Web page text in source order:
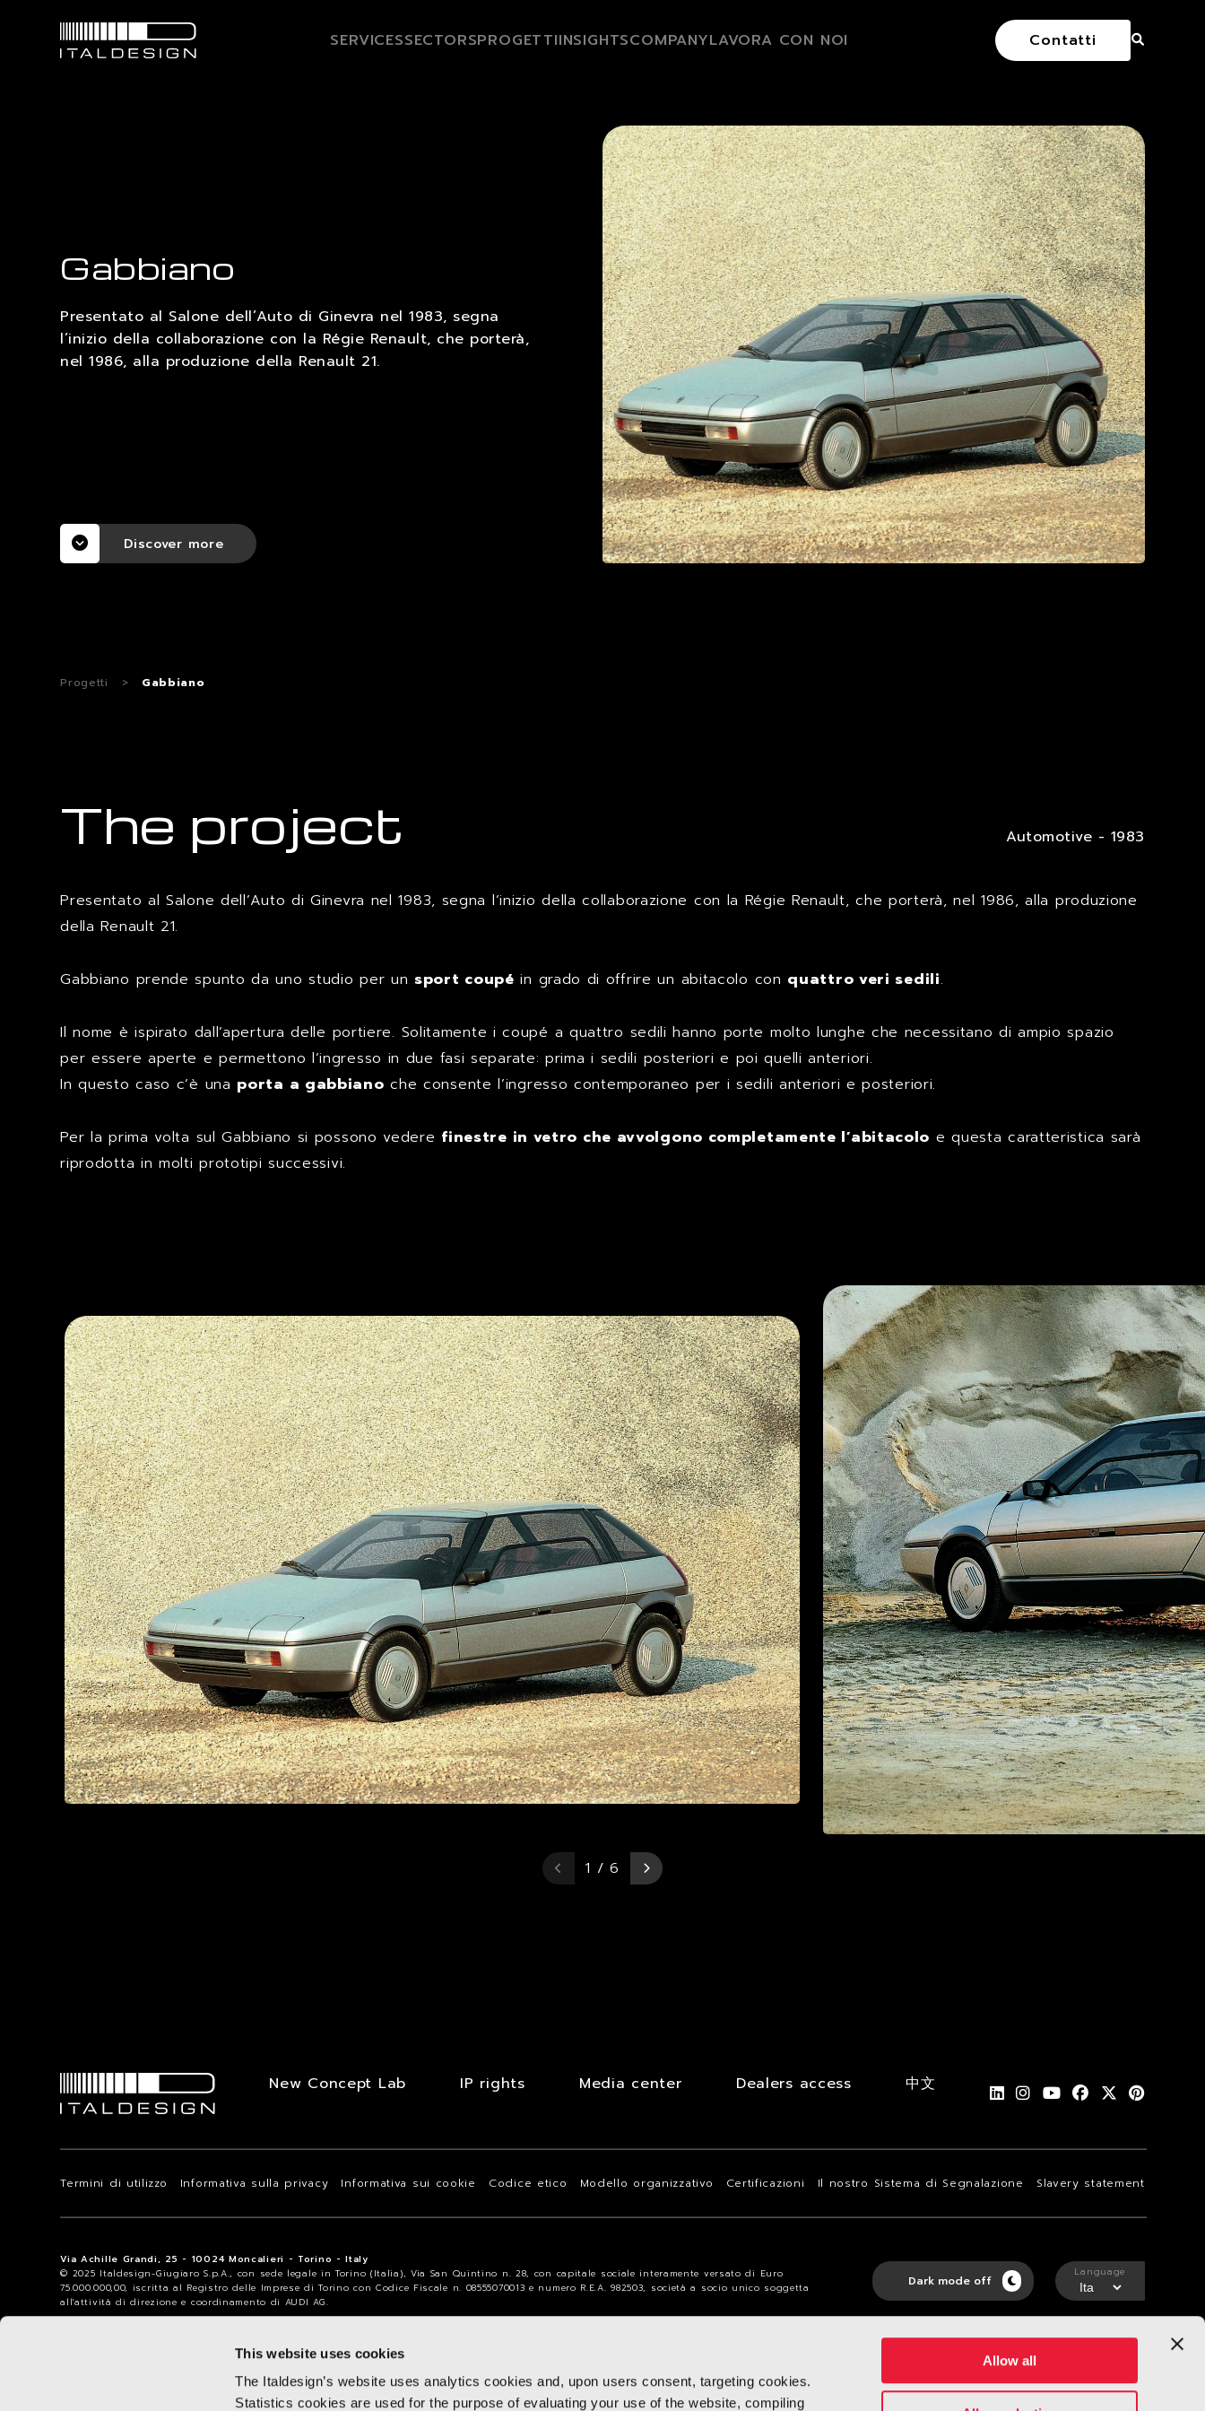
This website uses cookies
The Italdesign’s website uses analytics cookies and, upon users consent, targeting cookies.
Statistics cookies are used for the purpose of evaluating your use of the website, compiling
Allow all
SERVICESSECTORSPROGETTIINSIGHTSCOMPANYLAVORA CON NOI Contatti
Gabbiano
Presentato al Salone dell’Auto di Ginevra nel 1983, segna
l’inizio della collaborazione con la Régie Renault, che porterà,
nel 1986, alla produzione della Renault 21.
Discover more
Progetti > Gabbiano
The project Automotive - 1983
Presentato al Salone dell’Auto di Ginevra nel 1983, segna l’inizio della collaborazione con la Régie Renault, che porterà, nel 1986, alla produzione
della Renault 21.
Gabbiano prende spunto da uno studio per un sport coupé in grado di offrire un abitacolo con quattro veri sedili.
Il nome è ispirato dall’apertura delle portiere. Solitamente i coupé a quattro sedili hanno porte molto lunghe che necessitano di ampio spazio
per essere aperte e permettono l’ingresso in due fasi separate: prima i sedili posteriori e poi quelli anteriori.
In questo caso c’è una porta a gabbiano che consente l’ingresso contemporaneo per i sedili anteriori e posteriori.
Per la prima volta sul Gabbiano si possono vedere finestre in vetro che avvolgono completamente l’abitacolo e questa caratteristica sarà
riprodotta in molti prototipi successivi.
1 / 6
New Concept Lab IP rights Media center Dealers access 中文
Termini di utilizzo Informativa sulla privacy Informativa sui cookie Codice etico Modello organizzativo Certificazioni Il nostro Sistema di Segnalazione Slavery statement
Via Achille Grandi, 25 - 10024 Moncalieri - Torino - Italy
© 2025 Italdesign-Giugiaro S.p.A., con sede legale in Torino (Italia), Via San Quintino n. 28, con capitale sociale interamente versato di Euro
75.000.000,00, iscritta al Registro delle Imprese di Torino con Codice Fiscale n. 08555070013 e numero R.E.A. 982503, società a socio unico soggetta
all'attività di direzione e coordinamento di AUDI AG.
Dark mode off
Language